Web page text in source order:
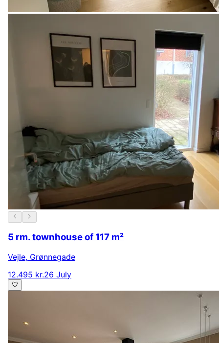
5 rm. townhouse of 117 m²
Vejle, Grønnegade
12.495 kr.26 July